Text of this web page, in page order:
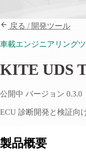
戻る / 開発ツール
車載エンジニアリング
KITE UDS
公開中 バージョン 0.3.0
ECU 診断開発と検証向
製品概要